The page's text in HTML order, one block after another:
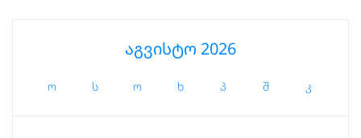
აგვისტო 2026
ო ს ო ხ პ შ კ